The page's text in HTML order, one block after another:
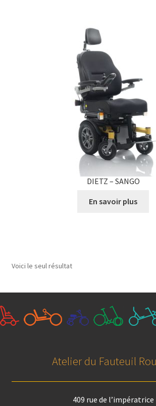
DIETZ – SANGO
En savoir plus
Voici le seul résultat
Atelier du Fauteuil
409 rue de l’impératrice